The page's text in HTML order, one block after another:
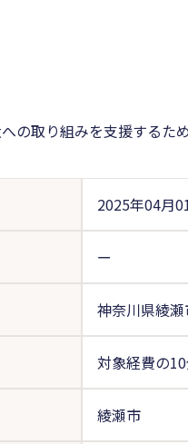
の取り組みを支援する
2025年04月
ー
神奈川県綾
対象経費の
綾瀬市